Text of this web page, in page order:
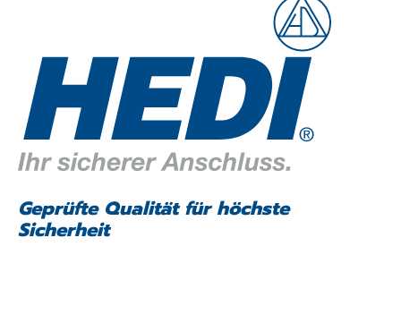
Geprüfte Qualität für höchste
Sicherheit